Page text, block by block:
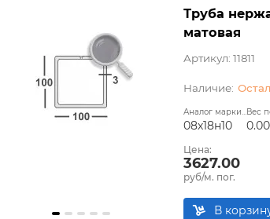
Труба
матовая
Артикул: 11811
Аналог марки стали:
08х18н10
Цена:
3627.00
руб/м. пог.
В